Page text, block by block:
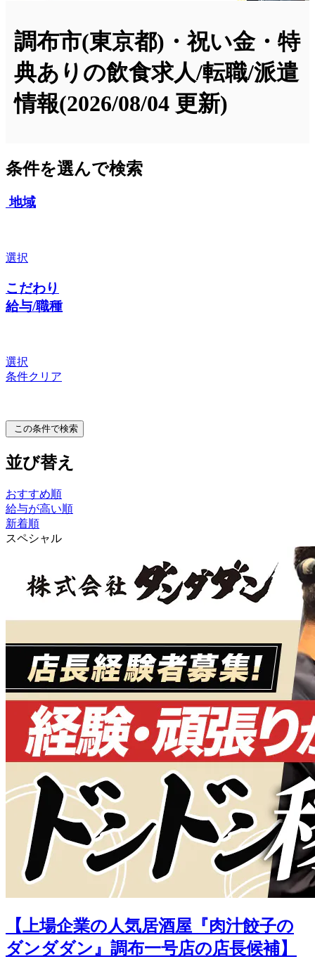
調布市(東京都)・祝い金・特
典ありの飲食求人/転職/派遣
情報(2026/08/04 更新)
条件を選んで検索
地域
選択
こだわり
給与/職種
選択
条件クリア
この条件で検索
並び替え
おすすめ順
給与が高い順
新着順
スペシャル
【上場企業の人気居酒屋『肉汁餃子の
ダンダダン』調布一号店の店長候補】